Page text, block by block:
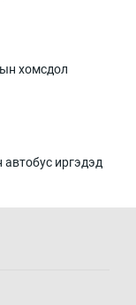
хомсдол
иргэдэд